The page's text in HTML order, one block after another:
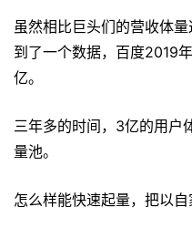
虽然相比巨头们的营收体
到了一个数据，百度2019
亿。
三年多的时间，3亿的用户
量池。
怎么样能快速起量，把以